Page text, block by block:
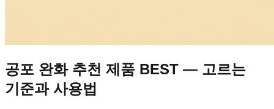
공포 완화 추천 제품 BEST — 고르는
기준과 사용법